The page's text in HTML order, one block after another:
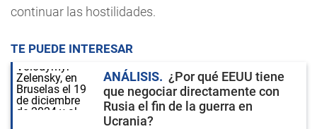
continuar las hostilidades.
TE PUEDE INTERESAR
ANÁLISIS
¿Por qué EEUU tiene
que negociar directamente con
Rusia el fin de la guerra en
Ucrania?